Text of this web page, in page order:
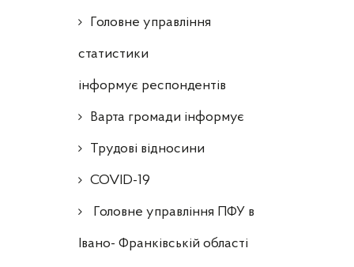
Головне управління
статистики
інформує респондентів
Варта громади інформує
Трудові відносини
COVID-19
Головне управління ПФУ в
Івано- Франківській області